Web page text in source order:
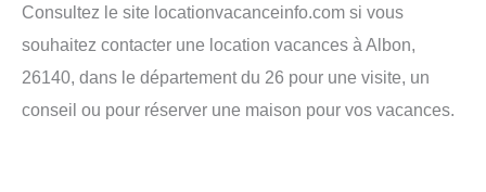
Consultez le site locationvacanceinfo.com si vous
souhaitez contacter une location vacances à Albon,
26140, dans le département du 26 pour une visite, un
conseil ou pour réserver une maison pour vos vacances.